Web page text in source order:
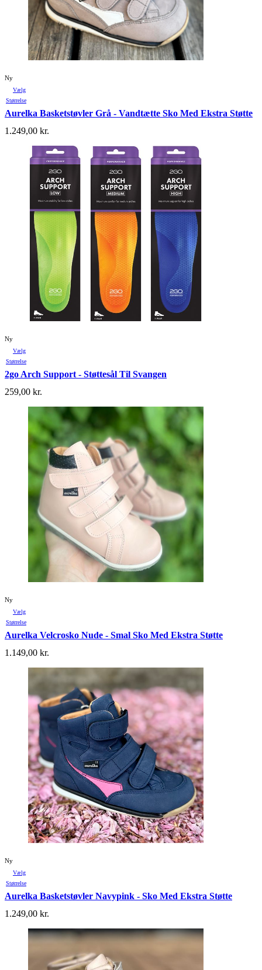
Ny
Vælg
Størrelse
Aurelka Basketstøvler Grå - Vandtætte Sko Med Ekstra Støtte
1.249,00 kr.
Ny
Vælg
Størrelse
2go Arch Support - Støttesål Til Svangen
259,00 kr.
Ny
Vælg
Størrelse
Aurelka Velcrosko Nude - Smal Sko Med Ekstra Støtte
1.149,00 kr.
Ny
Vælg
Størrelse
Aurelka Basketstøvler Navypink - Sko Med Ekstra Støtte
1.249,00 kr.